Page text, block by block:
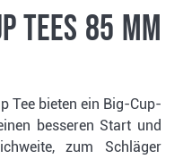
Tees 85 mm
Tee bieten ein Big-Cup-
besseren Start und
zum Schläger